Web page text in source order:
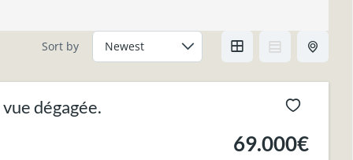
Sort by
dégagée.
69.000€